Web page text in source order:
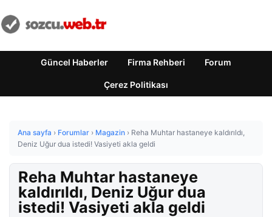
Güncel Haberler Firma Rehberi Forum
Çerez Politikası
Ana sayfa › Forumlar › Magazin › Reha Muhtar hastaneye kaldırıldı,
Deniz Uğur dua istedi! Vasiyeti akla geldi
Reha Muhtar hastaneye
kaldırıldı, Deniz Uğur dua
istedi! Vasiyeti akla geldi